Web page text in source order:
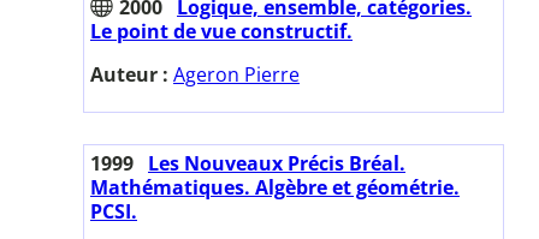
2000 Logique, ensemble, catégories.
Le point de vue constructif.
Auteur : Ageron Pierre
1999 Les Nouveaux Précis Bréal.
Mathématiques. Algèbre et géométrie.
PCSI.